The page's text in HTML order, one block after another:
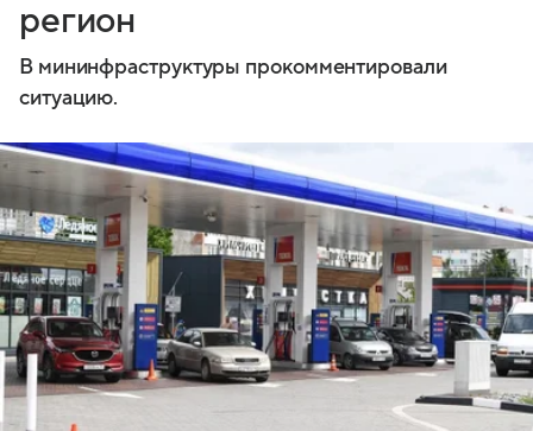
регион
В мининфраструктуры прокомментировали
ситуацию.